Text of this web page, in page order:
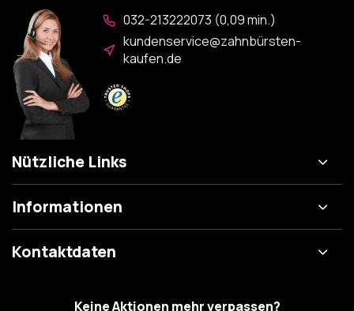
032-213222073 (0,09 min.)
kundenservice@zahnbürsten-
kaufen.de
Nützliche Links
Informationen
Kontaktdaten
Keine Aktionen mehr verpassen?